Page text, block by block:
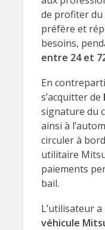
de profiter du
préfère et
besoins,
entre 24 et
En
s’acquitter de
signature du
ainsi à
circuler à
utilitaire
paiements
bail.
L’utilisateur
véhicule